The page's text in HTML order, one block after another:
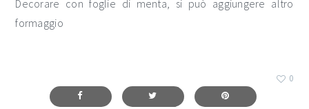
Decorare con foglie di menta, si può aggiungere altro
formaggio
0